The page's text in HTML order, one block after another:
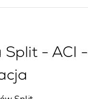
Split - ACI -